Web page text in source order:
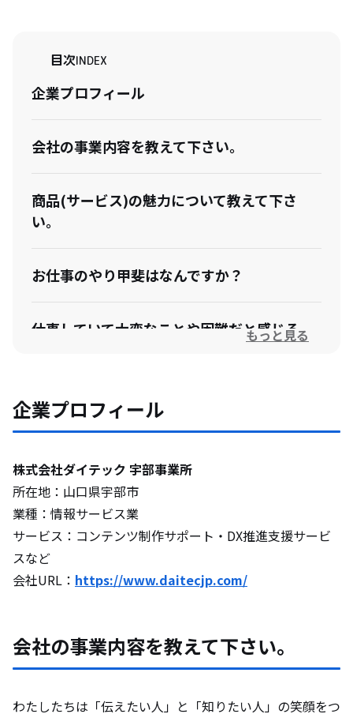
目次INDEX
企業プロフィール
会社の事業内容を教えて下さい。
商品(サービス)の魅力について教えて下さ
い。
お仕事のやり甲斐はなんですか？
仕事していて大変なことや困難だと感じる
今後の展望や、挑戦してみたいことについ
て教えてください。
地域の魅力について教えて下さい。
移住して地方の仕事を志す方へメッセージ
をお願いします。
もっと見る
企業プロフィール
株式会社ダイテック 宇部事業所
所在地：山口県宇部市
業種：情報サービス業
サービス：コンテンツ制作サポート・DX推進支援サービ
スなど
会社URL： https://www.daitecjp.com/
会社の事業内容を教えて下さい。
わたしたちは「伝えたい人」と「知りたい人」の笑顔をつ